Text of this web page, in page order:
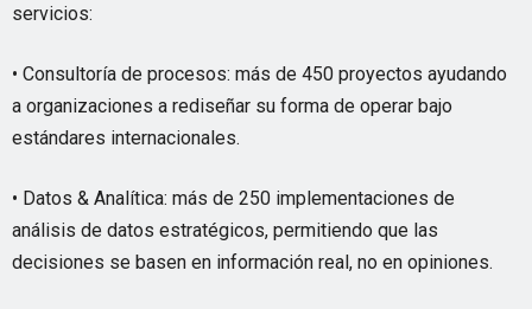
servicios:
• Consultoría de procesos: más de 450 proyectos ayudando
a organizaciones a rediseñar su forma de operar bajo
estándares internacionales.
• Datos & Analítica: más de 250 implementaciones de
análisis de datos estratégicos, permitiendo que las
decisiones se basen en información real, no en opiniones.